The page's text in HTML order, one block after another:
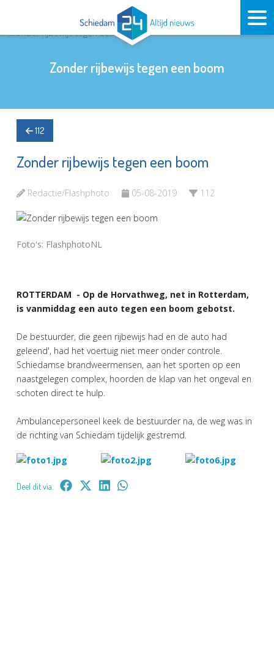
Zonder rijbewijs tegen een boom
112
Zonder rijbewijs tegen een boom
Redactie/Flashphoto 05-08-2019 112
Foto's: FlashphotoNL
ROTTERDAM - Op de Horvathweg, net in Rotterdam,
is vanmiddag een auto tegen een boom gebotst.
De bestuurder, die geen rijbewijs had en de auto had
geleend', had het voertuig niet meer onder controle.
Schiedamse brandweermensen, aan het sporten op een
naastgelegen complex, hoorden de klap van het ongeval en
schoten direct te hulp.
Ambulancepersoneel keek de bestuurder na, de weg was in
de richting van Schiedam tijdelijk gestremd.
Deel dit via: